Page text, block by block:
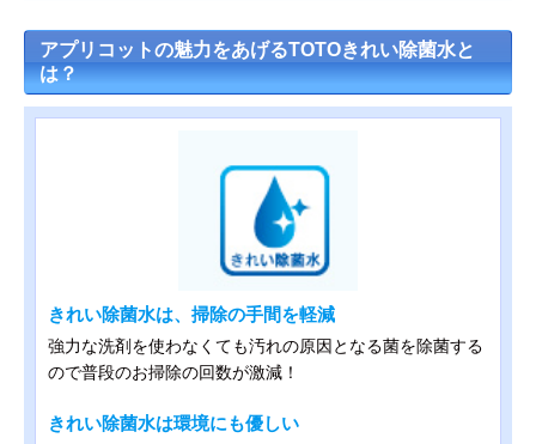
アプリコットの魅力をあげるTOTOきれい除菌水と
は？
きれい除菌水は、掃除の手間を軽減
強力な洗剤を使わなくても汚れの原因となる菌を除菌する
ので普段のお掃除の回数が激減！
きれい除菌水は環境にも優しい